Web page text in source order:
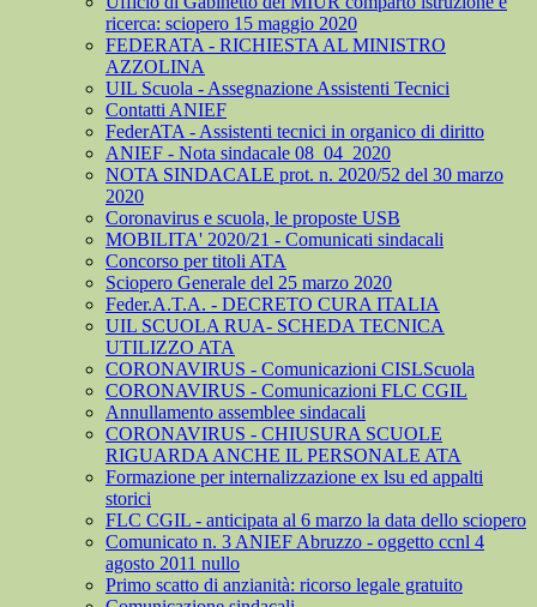
ricerca: sciopero 15 maggio 2020
FEDERATA - RICHIESTA AL MINISTRO
AZZOLINA
UIL Scuola - Assegnazione Assistenti Tecnici
Contatti ANIEF
FederATA - Assistenti tecnici in organico di diritto
ANIEF - Nota sindacale 08_04_2020
NOTA SINDACALE prot. n. 2020/52 del 30 marzo
2020
Coronavirus e scuola, le proposte USB
MOBILITA' 2020/21 - Comunicati sindacali
Concorso per titoli ATA
Sciopero Generale del 25 marzo 2020
Feder.A.T.A. - DECRETO CURA ITALIA
UIL SCUOLA RUA- SCHEDA TECNICA
UTILIZZO ATA
CORONAVIRUS - Comunicazioni CISLScuola
CORONAVIRUS - Comunicazioni FLC CGIL
Annullamento assemblee sindacali
CORONAVIRUS - CHIUSURA SCUOLE
RIGUARDA ANCHE IL PERSONALE ATA
Formazione per internalizzazione ex lsu ed appalti
storici
FLC CGIL - anticipata al 6 marzo la data dello sciopero
Comunicato n. 3 ANIEF Abruzzo - oggetto ccnl 4
agosto 2011 nullo
Primo scatto di anzianità: ricorso legale gratuito